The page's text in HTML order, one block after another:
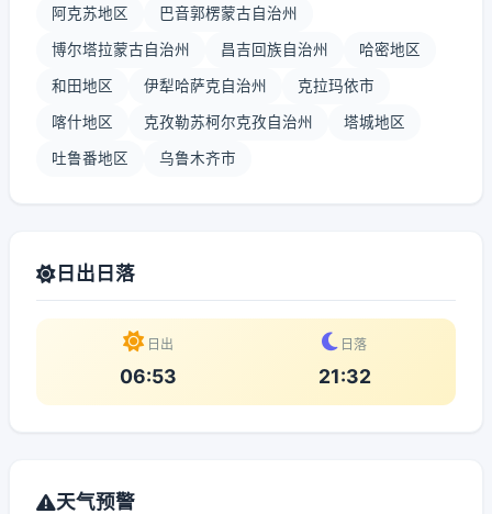
阿克苏地区 巴音郭楞蒙古自治州
博尔塔拉蒙古自治州 昌吉回族自治州 哈密地区
和田地区 伊犁哈萨克自治州 克拉玛依市
喀什地区 克孜勒苏柯尔克孜自治州 塔城地区
吐鲁番地区 乌鲁木齐市
日出日落
日出
06:53
日落
21:32
天气预警